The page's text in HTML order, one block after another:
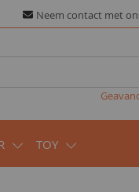
Neem contact met
TOY